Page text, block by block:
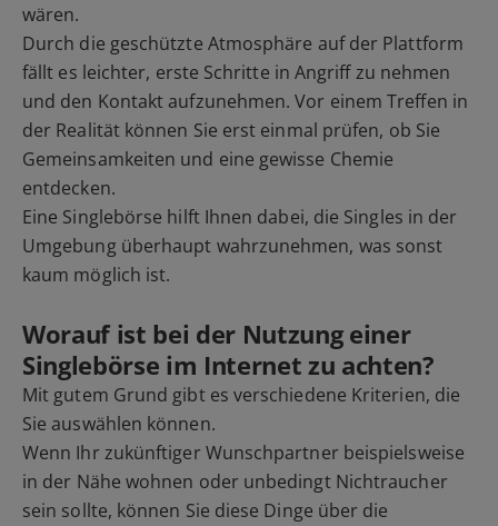
wären.
Durch die geschützte Atmosphäre auf der Plattform
fällt es leichter, erste Schritte in Angriff zu nehmen
und den Kontakt aufzunehmen. Vor einem Treffen in
der Realität können Sie erst einmal prüfen, ob Sie
Gemeinsamkeiten und eine gewisse Chemie
entdecken.
Eine Singlebörse hilft Ihnen dabei, die Singles in der
Umgebung überhaupt wahrzunehmen, was sonst
kaum möglich ist.
Worauf ist bei der Nutzung einer
Singlebörse im Internet zu achten?
Mit gutem Grund gibt es verschiedene Kriterien, die
Sie auswählen können.
Wenn Ihr zukünftiger Wunschpartner beispielsweise
in der Nähe wohnen oder unbedingt Nichtraucher
sein sollte, können Sie diese Dinge über die